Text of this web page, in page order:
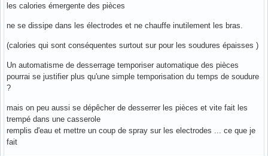
les calories émergente des pièces
ne se dissipe dans les électrodes et ne chauffe inutilement les bras.
(calories qui sont conséquentes surtout sur pour les soudures épaisses )
Un automatisme de desserrage temporiser automatique des pièces
pourrai se justifier plus qu'une simple temporisation du temps de soudure
?
mais on peu aussi se dépêcher de desserrer les pièces et vite fait les
trempé dans une casserole
remplis d'eau et mettre un coup de spray sur les electrodes ... ce que je
fait